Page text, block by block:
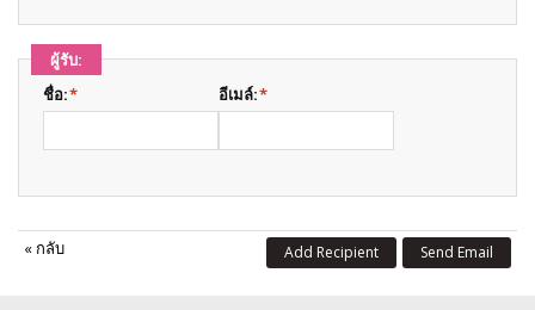
ผู้รับ:
*
ชื่อ: *
อีเมล์:
« กลับ Send Email
Add Recipient